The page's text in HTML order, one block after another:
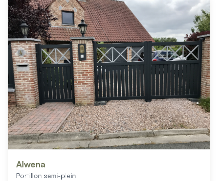
Alwena
Portillon semi-plein